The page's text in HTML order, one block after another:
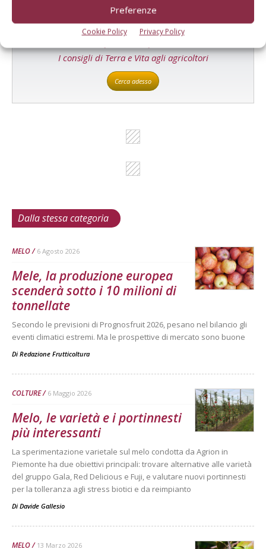
Preferenze
Cookie Policy Privacy Policy
L'Esperto risponde
I consigli di Terra e Vita agli agricoltori
Cerca adesso
Dalla stessa categoria
MELO 6 Agosto 2026
Mele, la produzione europea
scenderà sotto i 10 milioni di
tonnellate
Secondo le previsioni di Prognosfruit 2026, pesano nel bilancio gli
eventi climatici estremi. Ma le prospettive di mercato sono buone
Di Redazione Frutticoltura
COLTURE 6 Maggio 2026
Melo, le varietà e i portinnesti
più interessanti
La sperimentazione varietale sul melo condotta da Agrion in
Piemonte ha due obiettivi principali: trovare alternative alle varietà
del gruppo Gala, Red Delicious e Fuji, e valutare nuovi portinnesti
per la tolleranza agli stress biotici e da reimpianto
Di Davide Gallesio
MELO 13 Marzo 2026